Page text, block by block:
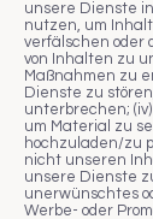
unsere Dienste
nutzen, um
verfälschen oder
von Inhalten zu
Maßnahmen zu
Dienste zu
unterbrechen;
um Material zu
hochzuladen/zu
nicht unseren
unsere Dienste
unerwünschtes
Werbe- oder